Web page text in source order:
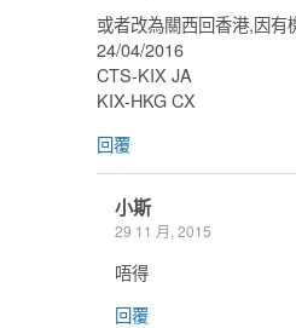
或者改為關西回香港,因
24/04/2016
CTS-KIX JA
KIX-HKG CX
回覆
小斯
29 11 月, 2015
唔得
回覆